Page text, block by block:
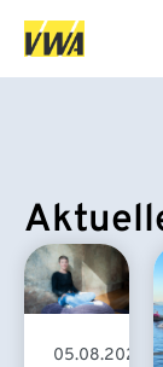
05.08.2026